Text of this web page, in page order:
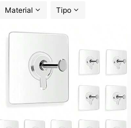
Material Tipo